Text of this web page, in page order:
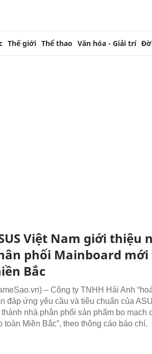
Thế giới Thể thao Văn hóa - Giải trí
Việt Nam giới thiệu
phối Mainboard mới
Bắc
– Công ty TNHH Hải Anh
đáp ứng yêu cầu và tiêu chuẩn của
nhà phân phối sản phẩm bo mạch
toàn Miền Bắc”, theo thông cáo báo chí.